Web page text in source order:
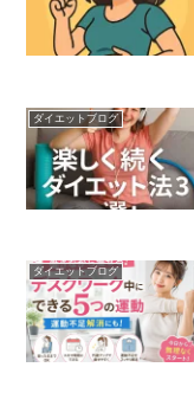
ダイエットブログ
ダイエットブログ